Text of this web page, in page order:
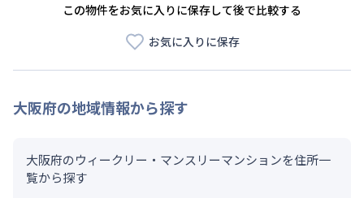
この物件をお気に入りに保存して後で比較する
お気に入りに保存
大阪府の地域情報から探す
大阪府のウィークリー・マンスリーマンションを住所一
覧から探す